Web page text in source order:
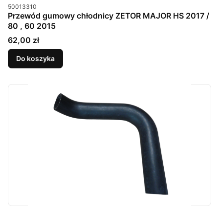
Kod produktu
50013310
Przewód gumowy chłodnicy ZETOR MAJOR HS 2017 /
80 , 60 2015
Cena
62,00 zł
Do koszyka